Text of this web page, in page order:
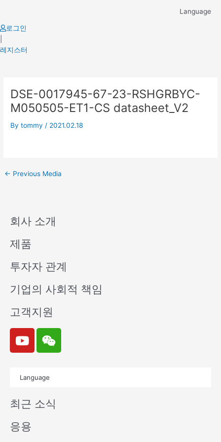
content
Language
로그인
레지스터
DSE-0017945-67-23-RSHGRBYC-
M050505-ET1-CS datasheet_V2
Bytommy / 2021.02.18
navigation
← Previous Media
회사 소개
제품
투자자 관계
기업의 사회적 책임
고객지원
Y
o
u
e
W
e
i
n
Language
최근 소식
응용